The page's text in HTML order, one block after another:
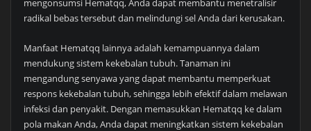
mengonsumsi Hematqq, Anda dapat membantu menetralisir
radikal bebas tersebut dan melindungi sel Anda dari kerusakan.
Manfaat Hematqq lainnya adalah kemampuannya dalam
mendukung sistem kekebalan tubuh. Tanaman ini
mengandung senyawa yang dapat membantu memperkuat
respons kekebalan tubuh, sehingga lebih efektif dalam melawan
infeksi dan penyakit. Dengan memasukkan Hematqq ke dalam
pola makan Anda, Anda dapat meningkatkan sistem kekebalan